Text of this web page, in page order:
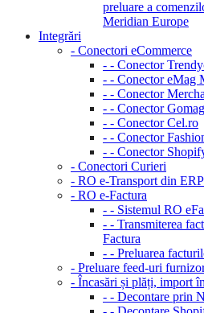
preluare a
Meridian Europe
Integrări
- Conectori eCommerce
- - Conector
- - Conector eMag
- - Conector
- - Conector Gomag
- - Conector Cel.ro
- - Conector
- - Conector
- Conectori Curieri
- RO e-Transport din
- RO e-Factura
- - Sistemul RO
- - Transmiterea
Factura
- - Preluarea
- Preluare feed-uri
- Încasări și plăți, import
- - Decontare prin